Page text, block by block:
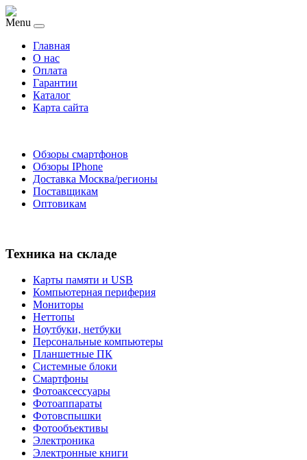
Menu
Главная
O нас
Оплата
Гарантии
Каталог
Карта сайта
Обзоры смартфонов
Обзоры IPhone
Доставка Москва/регионы
Поставщикам
Оптовикам
Техника на складе
Карты памяти и USB
Компьютерная периферия
Мониторы
Неттопы
Ноутбуки, нетбуки
Персональные компьютеры
Планшетные ПК
Системные блоки
Смартфоны
Фотоаксессуары
Фотоаппараты
Фотовспышки
Фотообъективы
Электроника
Электронные книги